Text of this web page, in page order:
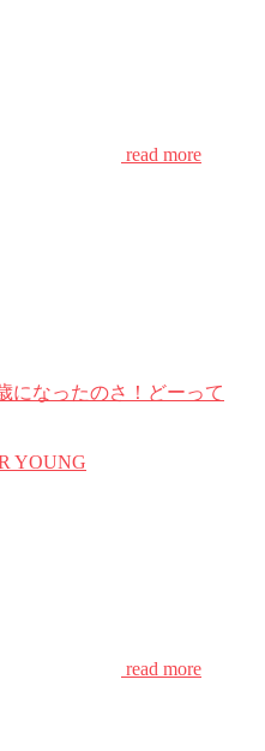
read more
になったのさ！どーって
YOUNG
read more